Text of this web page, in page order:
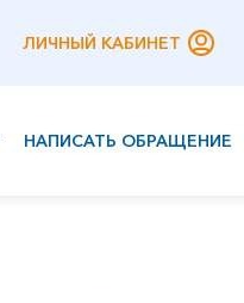
ЛИЧНЫЙ КАБИНЕТ
НАПИСАТЬ ОБРАЩЕНИЕ